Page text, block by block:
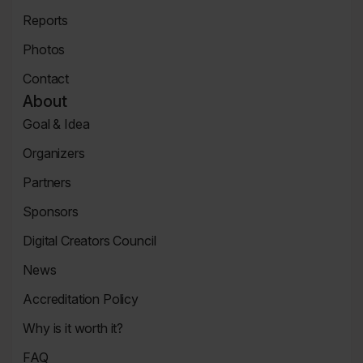
Page
Reports
Page
Photos
Contact
Contact
Page
About
Goal & Idea
Page
Organizers
Page
Partners
Page
Sponsors
Page
Digital Creators Council
Digital
Council
News
Accreditation Policy
Policy
Why is it worth it?
FAQ